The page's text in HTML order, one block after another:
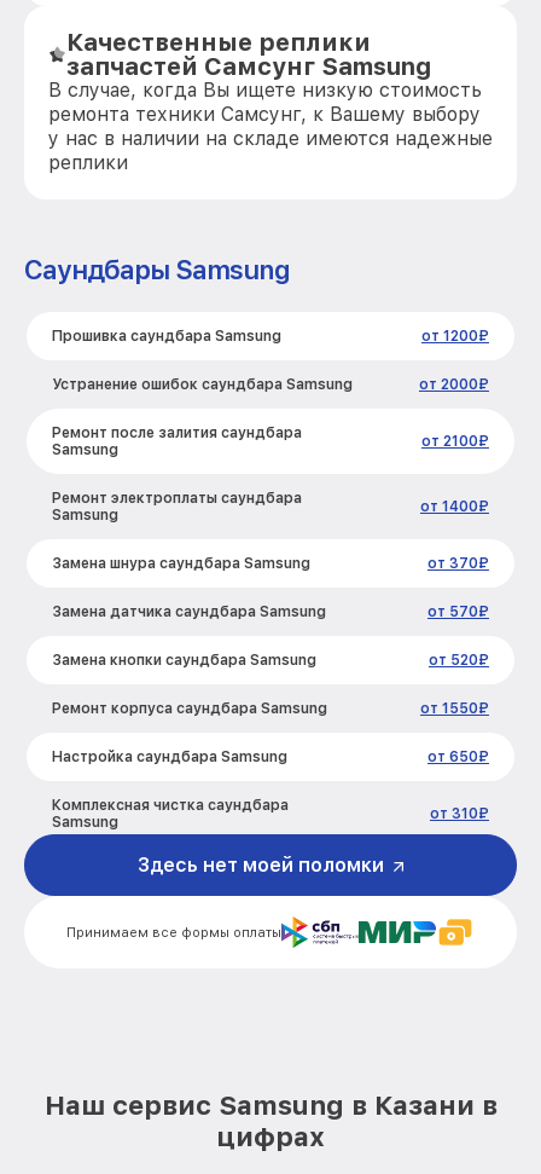
Качественные реплики
запчастей Самсунг Samsung
В случае, когда Вы ищете низкую стоимость
ремонта техники Самсунг, к Вашему выбору
у нас в наличии на складе имеются надежные
реплики
Саундбары Samsung
Прошивка саундбара Samsung от 1200₽
Устранение ошибок саундбара Samsung от 2000₽
Ремонт после залития саундбара
Samsung
от 2100₽
Ремонт электроплаты саундбара
Samsung
от 1400₽
Замена шнура саундбара Samsung от 370₽
Замена датчика саундбара Samsung от 570₽
Замена кнопки саундбара Samsung от 520₽
Ремонт корпуса саундбара Samsung от 1550₽
Настройка саундбара Samsung от 650₽
Комплексная чистка саундбара
Samsung
от 310₽
Замена дисплея (экрана) саундбара
Модернизация саундбара Samsung от 2100₽
Принимаем все формы оплаты
Здесь нет моей поломки
Наш сервис Samsung в Казани в
цифрах